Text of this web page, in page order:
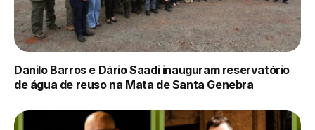
Danilo Barros e Dário Saadi inauguram reservatório
de água de reuso na Mata de Santa Genebra